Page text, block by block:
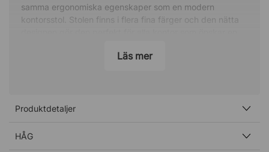
samma ergonomiska egenskaper som en modern
kontorsstol. Stolen finns i flera fina färger och den nätta
mycket, både när du lutar dig bakåt och framåt. Gungan
minskar risken för skador och värk under långa
Läs mer
Produktdetaljer
HÅG